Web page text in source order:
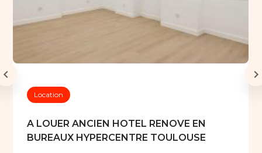
Location
A LOUER ANCIEN HOTEL RENOVE EN
BUREAUX HYPERCENTRE TOULOUSE